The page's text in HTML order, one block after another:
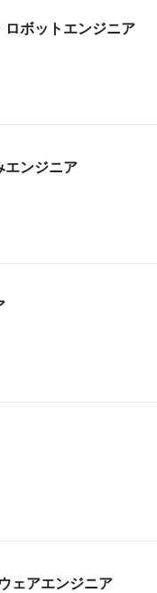
ボットエンジニア
エンジニア
ェアエンジニア